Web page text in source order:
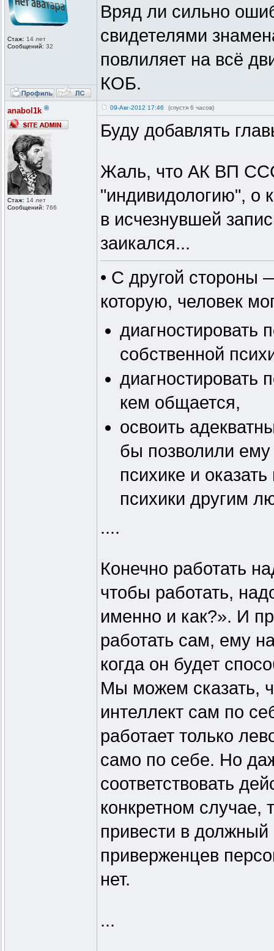
Стаж: 14 лет
Сообщений: 32
Вряд ли сильно
свидетелями
повлиляет на всё
КОБ.
anabol1k ®
Стаж: 14 лет
Сообщений: 766
09-Авг-2012 17:46 (спустя 6 часов)
Буду добавлять
Жаль, что АК ВП
"индивидологию", о
в исчезнувшей
заикался...
• С другой стороны
которую, человек
диагностировать
собственной
диагностировать
кем общается,
освоить
бы позволили ему
психике и
психики другим
....
Конечно работать
чтобы работать,
именно и как?». И
работать сам, ему
когда он будет
Мы можем сказать,
интеллект сам по
работает только
само по себе. Но
соответствовать
конкретном случае,
привести в
приверженцев
нет.
...